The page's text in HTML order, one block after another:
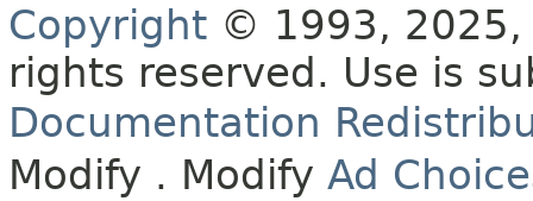
Copyright © 1993,
rights reserved. Use is
Documentation
Modify . Modify Ad